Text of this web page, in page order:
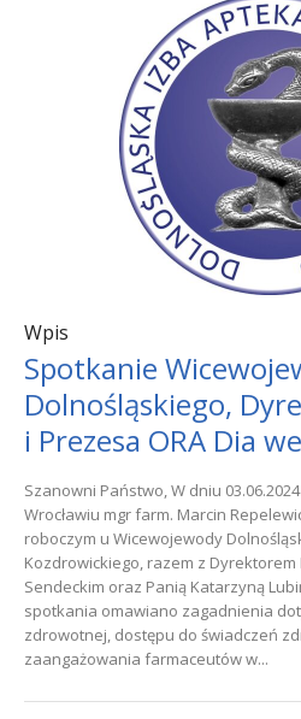
Wpis
Spotkanie
Dolnośląskiego,
i Prezesa ORA Dia
Szanowni Państwo, W dniu
Wrocławiu mgr farm. Marcin
roboczym u Wicewojewody
Kozdrowickiego, razem z Dyrektorem
Sendeckim oraz Panią Katarzyną
spotkania omawiano zagadnienia
zdrowotnej, dostępu do świadczeń
zaangażowania farmaceutów w...